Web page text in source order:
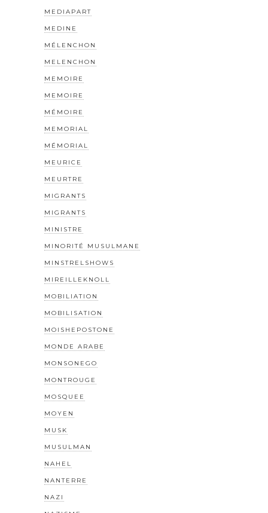
MEDIAPART
MEDINE
MÉLENCHON
MELENCHON
MEMOIRE
MEMOIRE
MÉMOIRE
MEMORIAL
MÉMORIAL
MEURICE
MEURTRE
MIGRANTS
MIGRANTS
MINISTRE
MINORITÉ MUSULMANE
MINSTRELSHOWS
MIREILLEKNOLL
MOBILIATION
MOBILISATION
MOISHEPOSTONE
MONDE ARABE
MONSONEGO
MONTROUGE
MOSQUEE
MOYEN
MUSK
MUSULMAN
NAHEL
NANTERRE
NAZI